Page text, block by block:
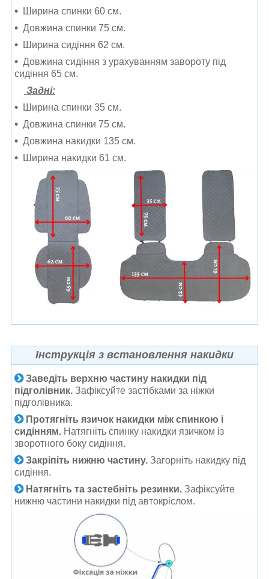
Ширина спинки 60 см.
Довжина спинки 75 см.
Ширина сидіння 62 см.
Довжина сидіння з урахуванням завороту під
сидіння 65 см.
Задні:
Ширина спинки 35 см.
Довжина спинки 75 см.
Довжина накидки 135 см.
Ширина накидки 61 см.
Інструкція з встановлення накидки
Заведіть верхню частину накидки під
підголівник. Зафіксуйте застібками за ніжки
підголівника.
Протягніть язичок накидки між спинкою і
сидінням. Натягніть спинку накидки язичком із
зворотного боку сидіння.
Закріпіть нижню частину. Загорніть накидку під
сидіння.
Натягніть та застебніть резинки. Зафіксуйте
нижню частини накидки під автокріслом.